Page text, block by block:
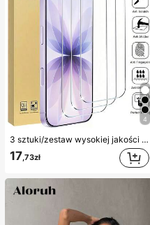
4
3 sztuki/zestaw wysokiej jakości hartowanego szkła ochronnego na ekran, kompatybilne z 'em 17/17Pro/17Pro Max/16/15/14/13/12/11 Pro Max, kompatybilne również z 'em 7/8 Plus/X/XS Max/XR - twardość 9H, wysoka rozdzielczość, odporność na zarysowania
17,73zł